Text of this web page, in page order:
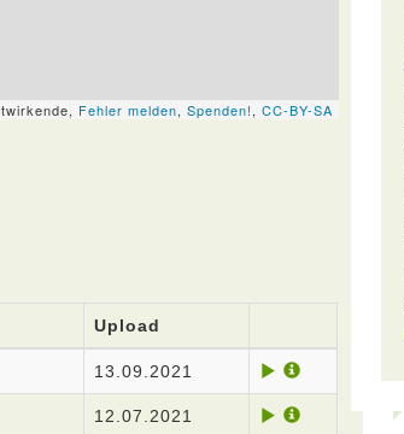
Upload
13.09.2021
12.07.2021